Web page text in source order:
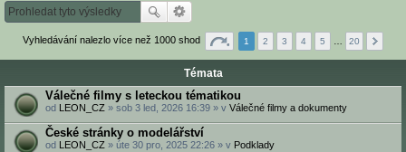
Vyhledávání nalezlo více než 1000 shod 1 2 3 4 5 20
Témata
Válečné filmy s leteckou tématikou
od LEON_CZ » sob 3 led, 2026 16:39 » v Válečné filmy a dokumenty
České stránky o modelářství
od LEON_CZ » úte 30 pro, 2025 22:26 » v Podklady